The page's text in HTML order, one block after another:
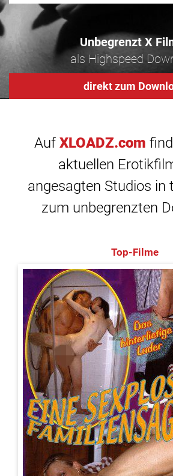
Unbegrenzt X
als Highspeed
direkt zum
Auf XLOADZ.com
aktuellen
angesagten Studios in
zum unbegrenzten
Top-Filme